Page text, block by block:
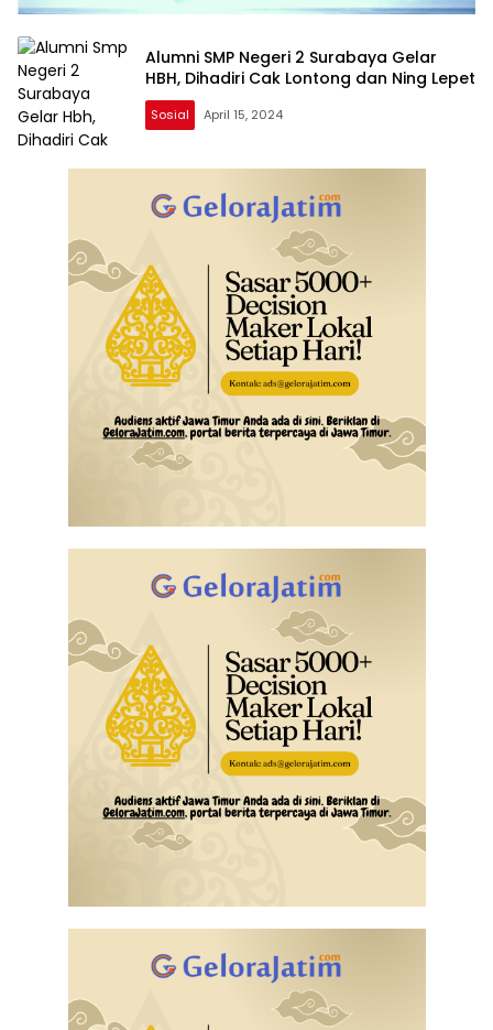
Alumni SMP Negeri 2 Surabaya Gelar
HBH, Dihadiri Cak Lontong dan Ning Lepet
Sosial April 15, 2024